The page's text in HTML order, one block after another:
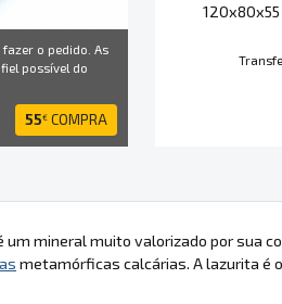
o pedido. As
possível do
55€ COMPRA
120x80x55
um mineral muito valorizado por sua
metamórficas calcárias. A lazurita é